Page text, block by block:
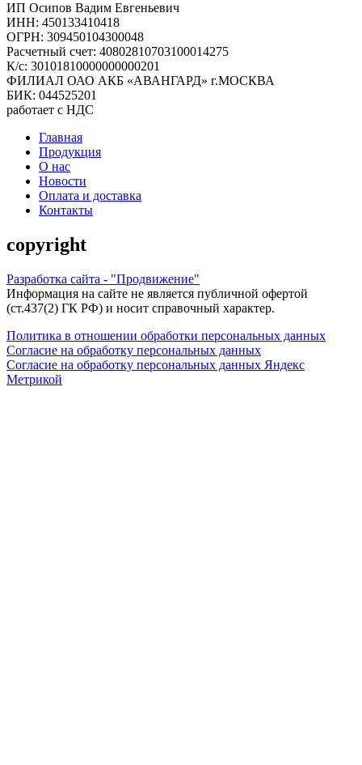
ИП Осипов Вадим Евгеньевич
ИНН: 450133410418
ОГРН: 309450104300048
Расчетный счет: 40802810703100014275
К/с: 30101810000000000201
ФИЛИАЛ ОАО АКБ «АВАНГАРД» г.МОСКВА
БИК: 044525201
работает с НДС
Главная
Продукция
О нас
Новости
Оплата и доставка
Контакты
copyright
Разработка сайта - "Продвижение"
Информация на сайте не является публичной офертой
(ст.437(2) ГК РФ) и носит справочный характер.
Политика в отношении обработки персональных данных
Согласие на обработку персональных данных
Согласие на обработку персональных данных Яндекс
Метрикой